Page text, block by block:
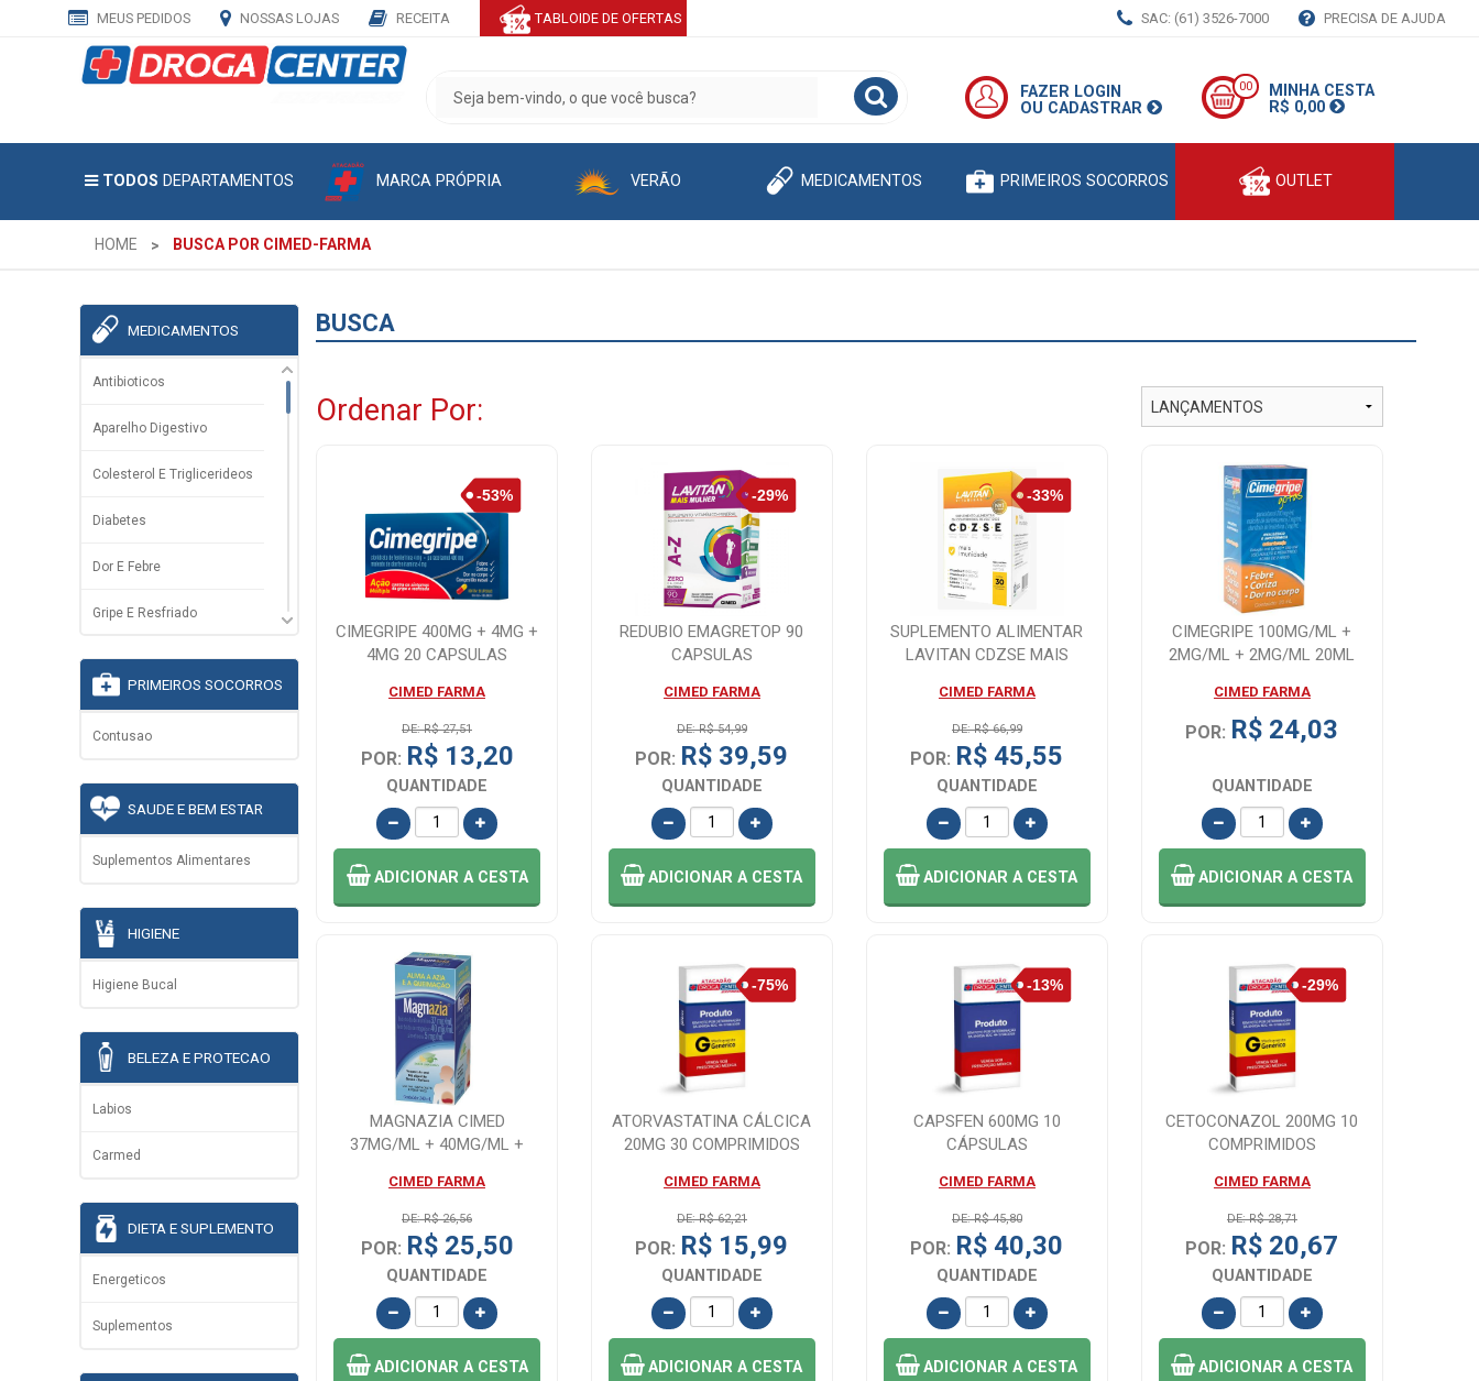
MEUS PEDIDOS NOSSAS LOJAS RECEITA TABLOIDE DE OFERTAS SAC: (61) 3526-7000 PRECISA DE AJUDA
FAZER LOGIN
OU CADASTRAR
00
MINHA CESTA
R$ 0,00
TODOS DEPARTAMENTOS MARCA PRÓPRIA VERÃO MEDICAMENTOS PRIMEIROS SOCORROS OUTLET
HOME BUSCA POR CIMED-FARMA
MEDICAMENTOS
Antibioticos
Aparelho Digestivo
Colesterol E Triglicerideos
Diabetes
Dor E Febre
Gripe E Resfriado
Inflamacao
Vitaminas E Suplementos
PRIMEIROS SOCORROS
Contusao
SAUDE E BEM ESTAR
Suplementos Alimentares
HIGIENE
Higiene Bucal
BELEZA E PROTECAO
Labios
Carmed
DIETA E SUPLEMENTO
Energeticos
Suplementos
BUSCA
Ordenar Por:
CIMEGRIPE 400MG + 4MG +
4MG 20 CAPSULAS
CIMED FARMA
DE: R$ 27,51
POR: R$ 13,20
QUANTIDADE
ADICIONAR A CESTA
REDUBIO EMAGRETOP 90
CAPSULAS
CIMED FARMA
DE: R$ 54,99
POR: R$ 39,59
QUANTIDADE
ADICIONARA CESTA
SUPLEMENTO ALIMENTAR
LAVITAN CDZSE MAIS
CIMED FARMA
DE: R$ 66,99
POR: R$ 45,55
QUANTIDADE
ADICIONARA CESTA
CIMEGRIPE 100MG/ML +
2MG/ML + 2MG/ML 20ML
CIMED FARMA
POR: R$ 24,03
QUANTIDADE
ADICIONARA CESTA
MAGNAZIA CIMED
37MG/ML + 40MG/ML +
CIMED FARMA
DE: R$ 26,56
POR: R$ 25,50
QUANTIDADE
ADICIONAR A CESTA
ATORVASTATINA CÁLCICA
20MG 30 COMPRIMIDOS
CIMED FARMA
DE: R$ 62,21
POR: R$ 15,99
QUANTIDADE
ADICIONARA CESTA
CAPSFEN 600MG 10
CÁPSULAS
CIMED FARMA
DE: R$ 45,80
POR: R$ 40,30
QUANTIDADE
ADICIONARA CESTA
CETOCONAZOL 200MG 10
COMPRIMIDOS
CIMED FARMA
DE: R$ 28,71
POR: R$ 20,67
QUANTIDADE
ADICIONARA CESTA
CADASTRE
MAIL
E
EXCLUSIVAS.